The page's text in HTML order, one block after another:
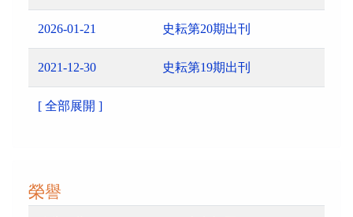
2026-01-21 史耘第20期出刊
2021-12-30 史耘第19期出刊
[ 全部展開 ]
榮譽